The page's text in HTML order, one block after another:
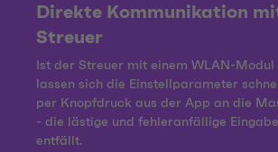
Direkte Kommunikation
Streuer
Ist der Streuer mit einem WLAN-
lassen sich die Einstellparameter
per Knopfdruck aus der App an die
- die lästige und fehleranfällige
entfällt.